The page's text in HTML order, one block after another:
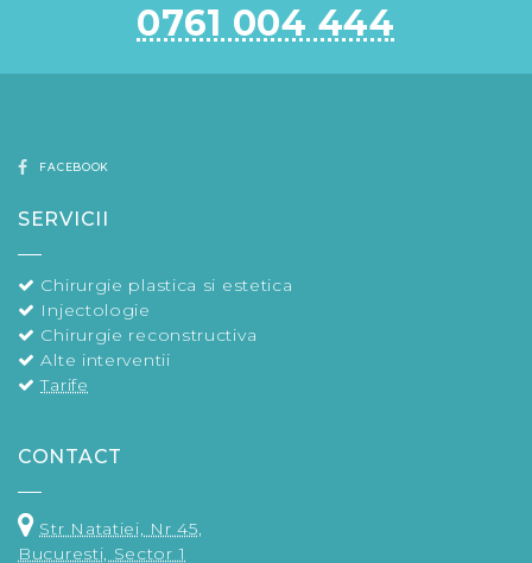
0761 004 444
FACEBOOK
SERVICII
Chirurgie plastica si estetica
Injectologie
Chirurgie reconstructiva
Alte interventii
Tarife
CONTACT
Str Natatiei, Nr 45,
Bucuresti, Sector 1